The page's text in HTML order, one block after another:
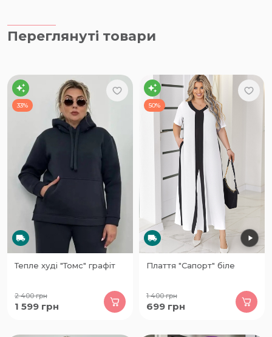
Переглянуті товари
33%
Тепле худі "Томс" графіт
2 400грн
1 599 грн
50%
Плаття "Сапорт" біле
1 400грн
699 грн